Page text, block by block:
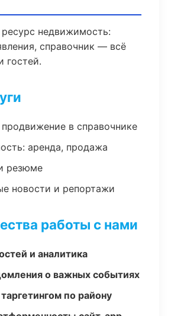
недвижимость:
справочник — всё
гостей.
в справочнике
аренда, продажа
резюме
новости и репортажи
работы с нами
и аналитика
о важных событиях
по району